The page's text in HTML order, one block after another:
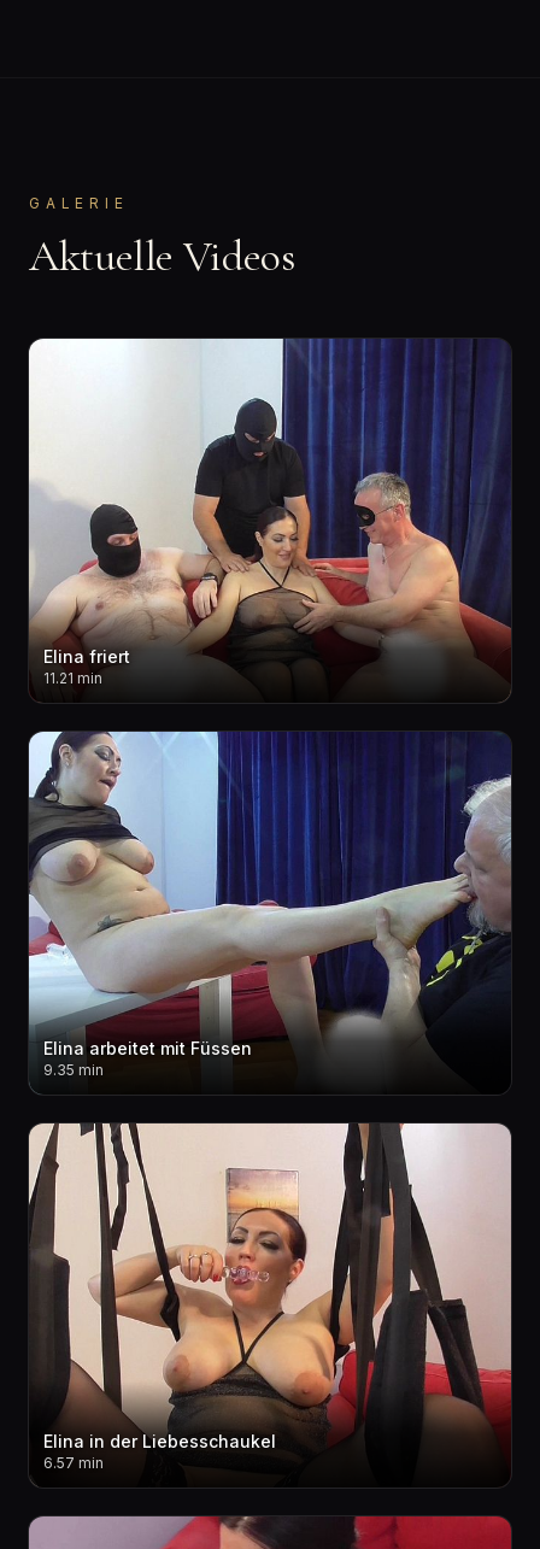
GALERIE
Aktuelle Videos
Elina friert
11.21 min
Elina arbeitet mit Füssen
9.35 min
Elina in der Liebesschaukel
6.57 min